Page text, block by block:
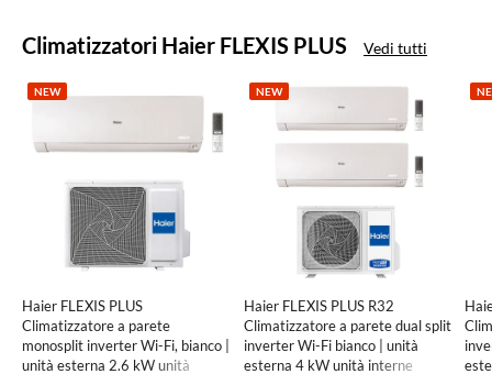
in
evidenza
Climatizzatori Haier FLEXIS PLUS Vedi tutti
NEW
Haier FLEXIS PLUS
Climatizzatore a parete
monosplit inverter Wi-Fi, bianco |
unità esterna 2.6 kW unità
NEW
Haier FLEXIS PLUS R32
Climatizzatore a parete dual split
inverter Wi-Fi bianco | unità
esterna 4 kW unità interne